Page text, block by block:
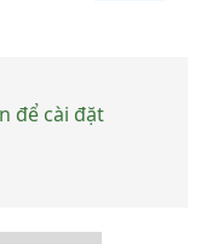
để cài đặt